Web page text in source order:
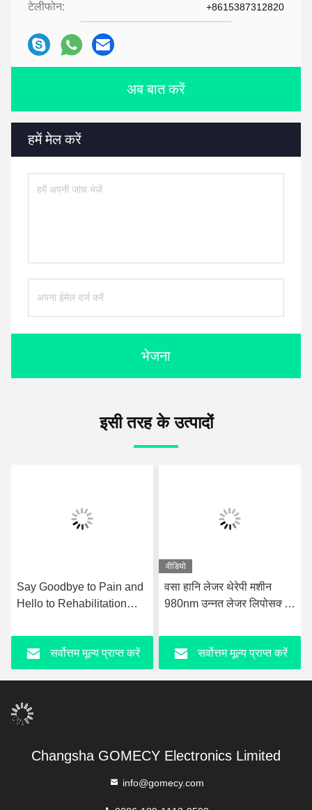
टेलीफोन: +8615387312820
अब बात करें
हमें मेल करें
भेजना
इसी तरह के उत्पादों
Say Goodbye to Pain and
Hello to Rehabilitation
Ultrasound Pain Relief
Technology Therapy
Device
सर्वोत्तम मूल्य प्राप्त करें
वीडियो
वसा हानि लेजर थेरेपी मशीन
980nm उन्नत लेजर लिपोसक्शन
सर्वोत्तम मूल्य प्राप्त करें
Changsha GOMECY Electronics Limited
info@gomecy.com